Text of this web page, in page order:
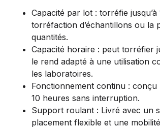
Capacité par lot : torréfie
torréfaction d’échantillons ou la
quantités.
Capacité horaire : peut torréfier
le rend adapté à une utilisation
les laboratoires.
Fonctionnement continu :
10 heures sans interruption.
Support roulant : Livré avec un
placement flexible et une